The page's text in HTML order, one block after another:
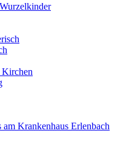
Kirchen
am Krankenhaus Erlenbach